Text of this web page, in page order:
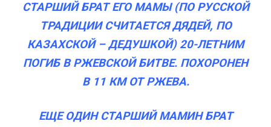
СТАРШИЙ БРАТ ЕГО МАМЫ (ПО РУССКОЙ
ТРАДИЦИИ СЧИТАЕТСЯ ДЯДЕЙ, ПО
КАЗАХСКОЙ – ДЕДУШКОЙ) 20-ЛЕТНИМ
ПОГИБ В РЖЕВСКОЙ БИТВЕ. ПОХОРОНЕН
В 11 КМ ОТ РЖЕВА.
ЕЩЕ ОДИН СТАРШИЙ МАМИН БРАТ